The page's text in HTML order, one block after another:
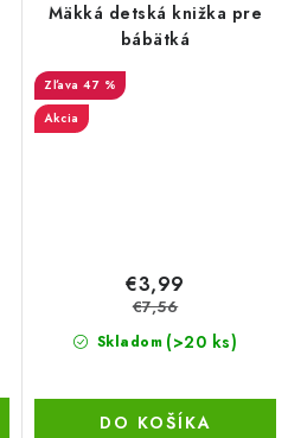
Mäkká detská knižka pre
bábätká
47 %
Akcia
Skladom (>20 ks)
€3,99
€7,56
DO KOŠÍKA